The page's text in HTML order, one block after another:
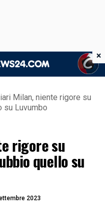
Milan, niente rigore su
su Luvumbo
rigore su
quello su
2023
×